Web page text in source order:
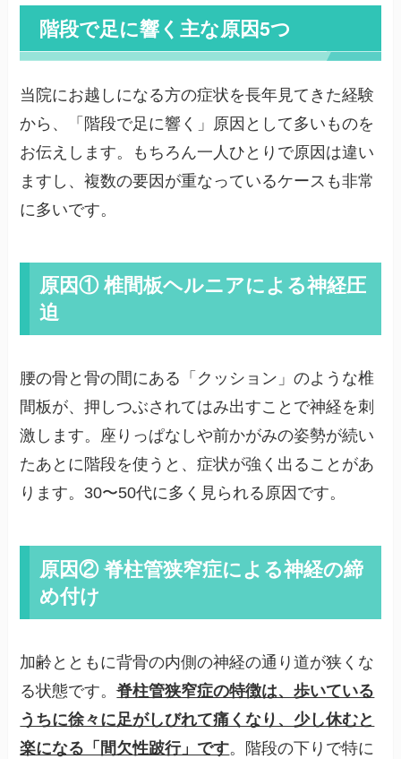
階段で足に響く主な原因5つ
当院にお越しになる方の症状を長年見てきた経験
から、「階段で足に響く」原因として多いものを
お伝えします。もちろん一人ひとりで原因は違い
ますし、複数の要因が重なっているケースも非常
に多いです。
原因① 椎間板ヘルニアによる神経圧
迫
腰の骨と骨の間にある「クッション」のような椎
間板が、押しつぶされてはみ出すことで神経を刺
激します。座りっぱなしや前かがみの姿勢が続い
たあとに階段を使うと、症状が強く出ることがあ
ります。30〜50代に多く見られる原因です。
原因② 脊柱管狭窄症による神経の締
め付け
加齢とともに背骨の内側の神経の通り道が狭くな
る状態です。脊柱管狭窄症の特徴は、歩いている
うちに徐々に足がしびれて痛くなり、少し休むと
楽になる「間欠性跛行」です。階段の下りで特に